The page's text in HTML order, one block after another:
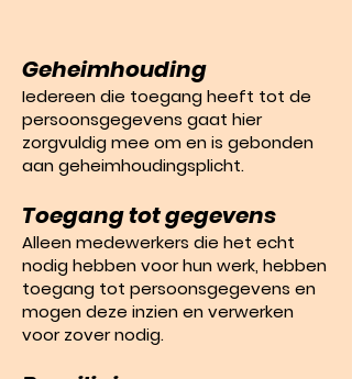
Geheimhouding
Iedereen die toegang heeft tot de
persoonsgegevens gaat hier
zorgvuldig mee om en is gebonden
aan geheimhoudingsplicht.
Toegang tot gegevens
Alleen medewerkers die het echt
nodig hebben voor hun werk, hebben
toegang tot persoonsgegevens en
mogen deze inzien en verwerken
voor zover nodig.